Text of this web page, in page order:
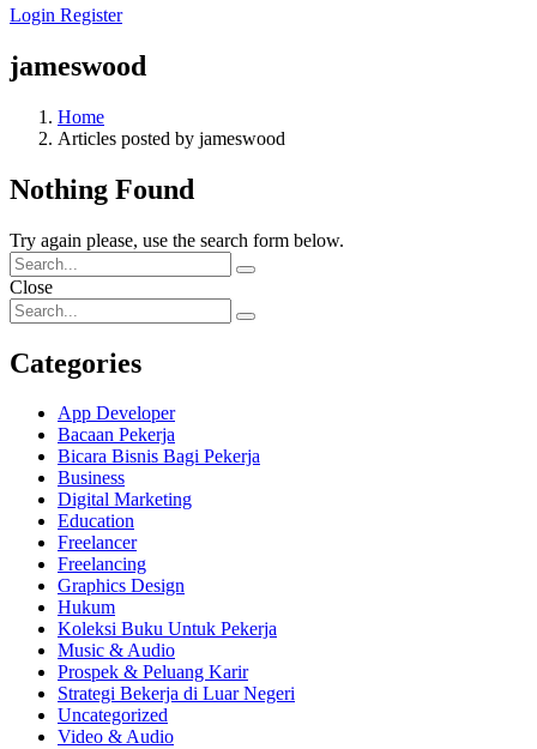
Login Register
jameswood
Home
Articles posted by jameswood
Nothing Found
Try again please, use the search form below.
Close
Categories
App Developer
Bacaan Pekerja
Bicara Bisnis Bagi Pekerja
Business
Digital Marketing
Education
Freelancer
Freelancing
Graphics Design
Hukum
Koleksi Buku Untuk Pekerja
Music & Audio
Prospek & Peluang Karir
Strategi Bekerja di Luar Negeri
Uncategorized
Video & Audio